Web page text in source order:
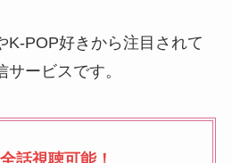
K-POP好きから注目されて
ービスです。
話視聴可能！